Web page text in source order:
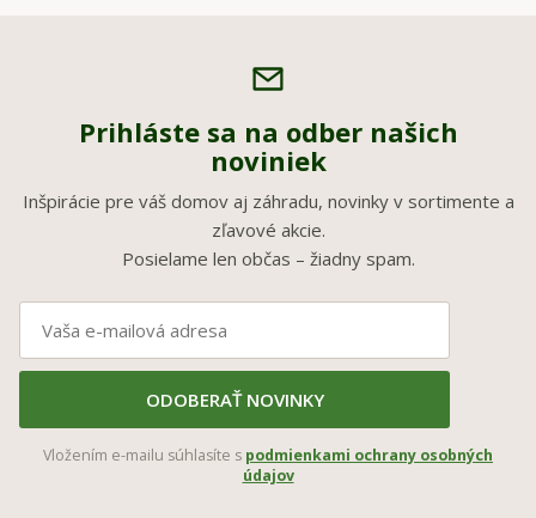
Prihláste sa na odber našich
noviniek
Inšpirácie pre váš domov aj záhradu, novinky v sortimente a
zľavové akcie.
Posielame len občas – žiadny spam.
ODOBERAŤ NOVINKY
Vložením e-mailu súhlasíte s podmienkami ochrany osobných
údajov